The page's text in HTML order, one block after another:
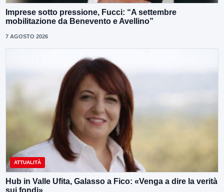
Imprese sotto pressione, Fucci: “A settembre
mobilitazione da Benevento e Avellino”
7 AGOSTO 2026
ATTUALITÀ
Hub in Valle Ufita, Galasso a Fico: «Venga a dire la verità